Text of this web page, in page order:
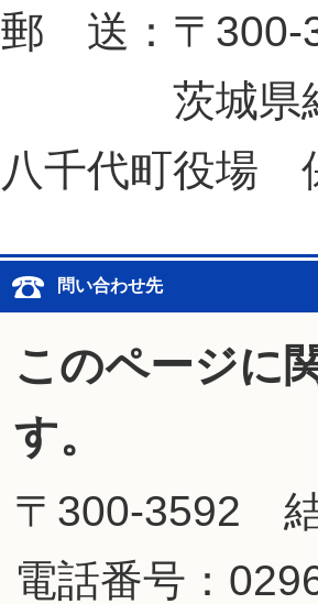
郵 送：〒300-
茨城県結
八千代町役場
問い合わせ先
このページに
す。
〒300-3592
電話番号：